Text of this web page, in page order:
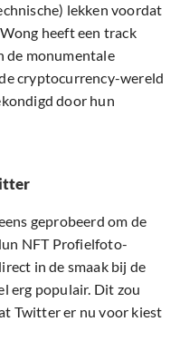
lekken voordat
heeft een track
de monumentale
cryptocurrency-wereld
door hun
geprobeerd om de
NFT Profielfoto-
in de smaak bij de
erg populair. Dit zou
Twitter er nu voor kiest